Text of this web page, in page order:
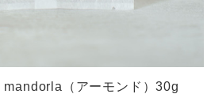
mandorla（アーモンド）30g